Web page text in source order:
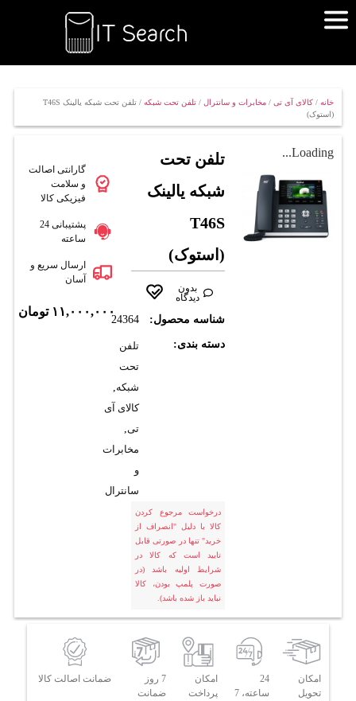
خانه/ کالای آی تی/ مخابرات و سانترال / تلفن تحت شبکه
/ تلفن تحت شبکه یالینک T46S
(استوک)
Loading...
تلفن تحت
شبکه یالینک
T46S
(استوک)
بدون
دیدگاه
شناسه محصول: 24364
دسته بندی:
تلفن
تحت
شبکه,
کالای آی
تی,
مخابرات
و
سانترال
درخواست مرجوع کردن
کالا با دلیل "انصراف از
خرید" تنها در صورتی قابل
تایید است که کالا در
شرایط اولیه باشد (در
صورت پلمپ بودن، کالا
نباید باز شده باشد).
گارانتی اصالت
و سلامت
فیزیکی کالا
پشتیبانی 24
ساعته
ارسال سریع و
آسان
۱۱,۰۰۰,۰۰۰ تومان
امکان
تحویل
24
ساعته، 7
امکان
پرداخت
7 روز
ضمانت
ضمانت اصالت کالا